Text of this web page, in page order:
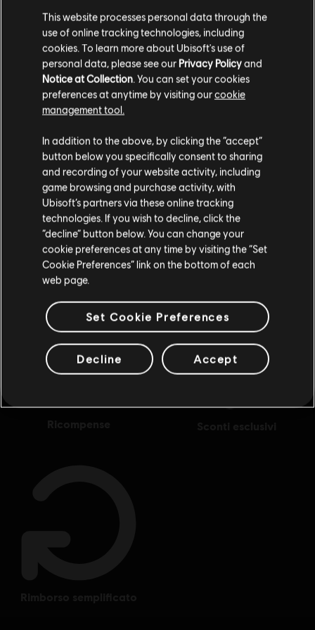
49,99 €
Watch Dogs: Legion
PACK 500 CREDITI WD
Visualizzati5di5elementi
Stai cercando i videogiochi per PC più recenti? L'Ubisoft Storeè il posto che fa
per te! Goditi l'esperienza di gioco definitiva con i giochi più recenti, pass
stagionali e altri contenuti aggiuntivi direttamente dall'Ubisoft Store. Grazie a
promozioni regolari eofferte speciali,puoi goderti i videogiochi dei migliori franc
Vai al tuo store locale in modo da poter fare
acquisti.
Rimani sullo store attuale
Portami allo store locale
This website processes personal data through the
use of online tracking technologies, including
cookies. To learn more about Ubisoft's use of
personal data, please see our Privacy Policyand
Notice at Collection . You can set your cookies
preferences at anytime by visiting ourcookie
management tool.
In addition to the above, by clicking the “accept”
button below you specifically consent to sharing
and recording of your website activity, including
game browsing and purchase activity, with
Ubisoft’s partners via these online tracking
technologies. If you wish to decline, click the
“decline” button below. You can change your
cookie preferences at any time by visiting the “Set
Cookie Preferences” link on the bottom of each
web page.
Set Cookie Preferences
Decline Accept